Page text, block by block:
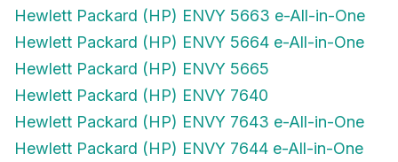
Hewlett Packard (HP) ENVY 5663 e-All-in-One
Hewlett Packard (HP) ENVY 5664 e-All-in-One
Hewlett Packard (HP) ENVY 5665
Hewlett Packard (HP) ENVY 7640
Hewlett Packard (HP) ENVY 7643 e-All-in-One
Hewlett Packard (HP) ENVY 7644 e-All-in-One